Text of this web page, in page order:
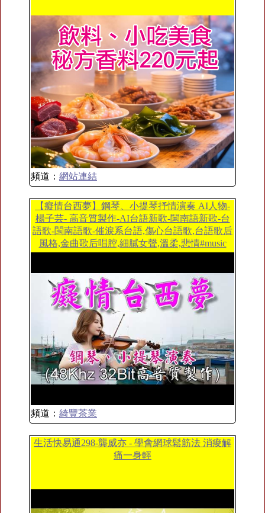
頻道： 網站連結
【癡情台西夢】鋼琴、小提琴抒情演奏 AI人物-
楊子芸- 高音質製作-AI台語新歌-閩南語新歌-台
語歌-閩南語歌-催淚系台語,傷心台語歌,台語歌后
風格,金曲歌后唱腔,細膩女聲,溫柔,悲情#music
頻道： 綺豐茶業
生活快易通298-龔威亦 - 學會網球鬆筋法 消痠解
痛一身輕